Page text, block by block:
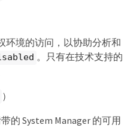
环境的访问，以协助分析和
。只有在技术支持的
）
的 System Manager 的可用